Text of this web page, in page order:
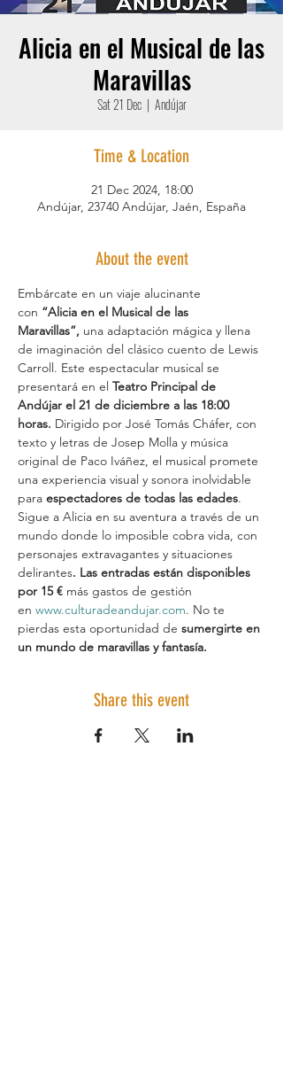
Alicia en el Musical de las
Maravillas
Sat 21 Dec
  |
Andújar
Time & Location
21 Dec 2024, 18:00
Andújar, 23740 Andújar, Jaén, España
About the event
Embárcate en un viaje alucinante
con “Alicia en el Musical de las
Maravillas”, una adaptación mágica y llena
de imaginación del clásico cuento de Lewis
Carroll. Este espectacular musical se
presentará en el Teatro Principal de
Andújar el 21 de diciembre a las 18:00
horas. Dirigido por José Tomás Cháfer, con
texto y letras de Josep Molla y música
original de Paco Iváñez, el musical promete
una experiencia visual y sonora inolvidable
para espectadores de todas las edades.
Sigue a Alicia en su aventura a través de un
mundo donde lo imposible cobra vida, con
personajes extravagantes y situaciones
delirantes. Las entradas están disponibles
por 15 € más gastos de gestión
en www.culturadeandujar.com. No te
pierdas esta oportunidad de sumergirte en
un mundo de maravillas y fantasía.
Share this event